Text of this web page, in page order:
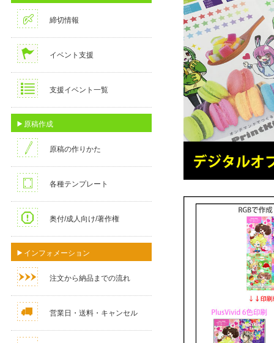
締切情報
イベント支援
支援イベント一覧
原稿作成
原稿の作りかた
各種テンプレート
奥付/成人向け/著作権
インフォメーション
注文から納品までの流れ
営業日・送料・キャンセル